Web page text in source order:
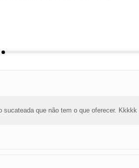
sucateada que não tem o que oferecer. Kkkkk